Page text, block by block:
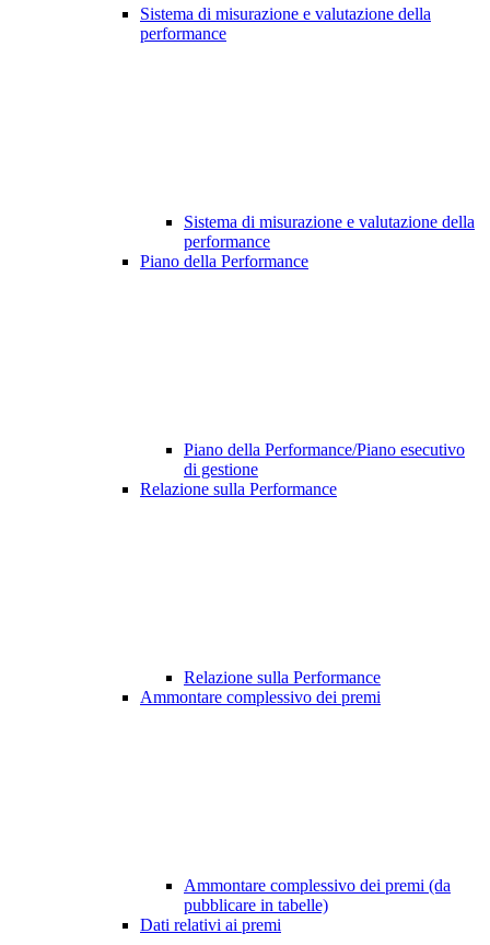
Sistema di misurazione e valutazione della
performance
Sistema di misurazione e valutazione della
performance
Piano della Performance
Piano della Performance/Piano esecutivo
di gestione
Relazione sulla Performance
Relazione sulla Performance
Ammontare complessivo dei premi
Ammontare complessivo dei premi (da
pubblicare in tabelle)
Dati relativi ai premi